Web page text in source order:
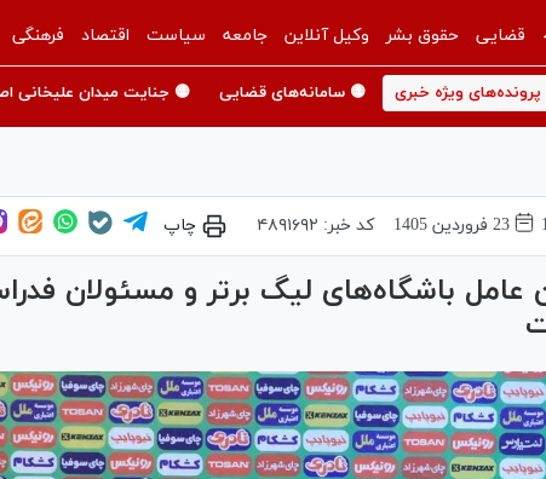
قضایی حقوق بشر وکیل آنلاین جامعه سیاست اقتصاد فرهنگی
ویژه خبری 🟡 سامانه‌های قضایی 🟡 جنایت میدان علیخانی
23 فروردين 1405 کد خبر: ۴۸۹۱۶۹۲ چاپ
باشگاه‌های لیگ برتر و مسئولان